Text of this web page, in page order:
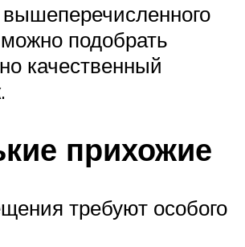
подобрать
качественный
прихожие
требуют особого